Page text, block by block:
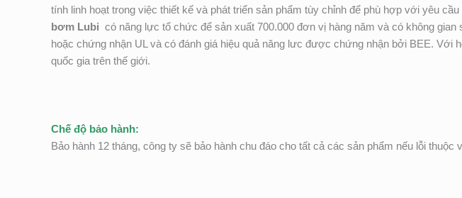
tính linh hoạt trong việc thiết kế và phát triển sản phẩm tùy chỉnh để phù hợp với yêu
bơm Lubi có năng lực tổ chức để sản xuất 700.000 đơn vị hàng năm và có không
hoặc chứng nhận UL và có đánh giá hiệu quả năng lưc được chứng nhận bởi BEE. Với
quốc gia trên thế giới.
Chế độ bảo hành:
Bảo hành 12 tháng, công ty sẽ bảo hành chu đáo cho tất cả các sản phẩm nếu lỗi thuộc